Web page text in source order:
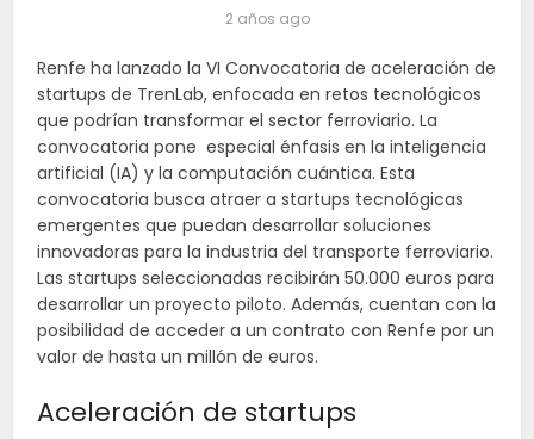
2 años ago
Renfe ha lanzado la VI Convocatoria de aceleración de
startups de TrenLab, enfocada en retos tecnológicos
que podrían transformar el sector ferroviario. La
convocatoria pone especial énfasis en la inteligencia
artificial (IA) y la computación cuántica. Esta
convocatoria busca atraer a startups tecnológicas
emergentes que puedan desarrollar soluciones
innovadoras para la industria del transporte ferroviario.
Las startups seleccionadas recibirán 50.000 euros para
desarrollar un proyecto piloto. Además, cuentan con la
posibilidad de acceder a un contrato con Renfe por un
valor de hasta un millón de euros.
Aceleración de startups